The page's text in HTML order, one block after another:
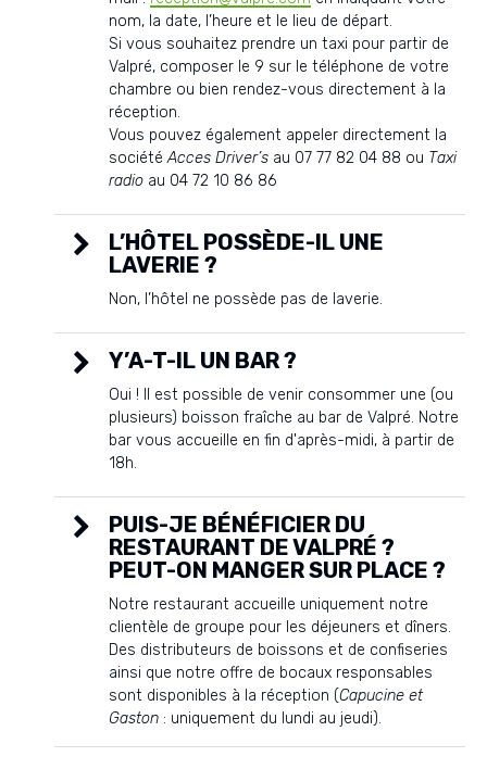
nom, la date, l’heure et le lieu de départ.
Si vous souhaitez prendre un taxi pour partir de
Valpré, composer le 9 sur le téléphone de votre
chambre ou bien rendez-vous directement à la
réception.
Vous pouvez également appeler directement la
sociétéAcces Driver’s au 07 77 82 04 88 ou Taxi
radio au 04 72 10 86 86
L’HÔTEL POSSÈDE-IL UNE
LAVERIE ?
Non, l’hôtel ne possède pas de laverie.
Y’A-T-IL UN BAR ?
Oui ! Il est possible de venir consommer une (ou
plusieurs) boisson fraîche au bar de Valpré. Notre
bar vous accueille en fin d'après-midi, à partir de
18h.
PUIS-JE BÉNÉFICIER DU
RESTAURANT DE VALPRÉ ?
PEUT-ON MANGER SUR PLACE ?
Notre restaurant accueille uniquement notre
clientèle de groupe pour les déjeuners et dîners.
Des distributeurs de boissons et de confiseries
ainsi que notre offre de bocaux responsables
sont disponibles à la réception (Capucine et
Gaston : uniquement du lundi au jeudi).